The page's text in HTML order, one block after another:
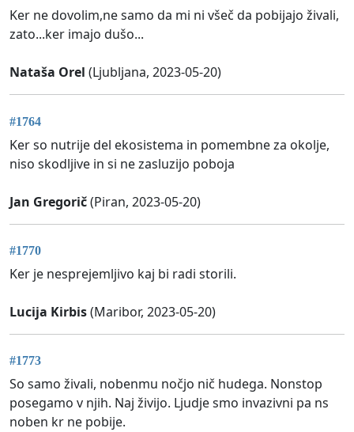
Ker ne dovolim,ne samo da mi ni všeč da pobijajo živali,
zato...ker imajo dušo...
Nataša Orel (Ljubljana, 2023-05-20)
#1764
Ker so nutrije del ekosistema in pomembne za okolje,
niso skodljive in si ne zasluzijo poboja
Jan Gregorič(Piran, 2023-05-20)
#1770
Ker je nesprejemljivo kaj bi radi storili.
Lucija Kirbis(Maribor, 2023-05-20)
#1773
So samo živali, nobenmu nočjo nič hudega. Nonstop
posegamo v njih. Naj živijo. Ljudje smo invazivni pa ns
noben kr ne pobije.